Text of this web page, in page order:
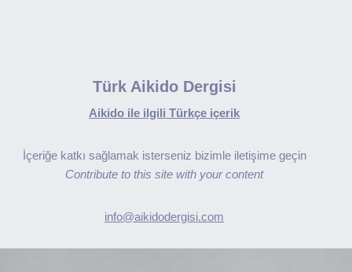
Türk Aikido Dergisi
Aikido ile ilgili Türkçe içerik
İçeriğe katkı sağlamak isterseniz bizimle iletişime geçin
Contribute to this site with your content
info@aikidodergisi.com